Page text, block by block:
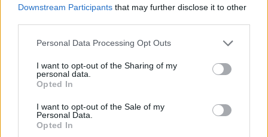
Downstream Participants that may further disclose it to other
Personal Data Processing Opt Outs
I want to opt-out of the Sharing of my
personal data.
Opted In
I want to opt-out of the Sale of my
Personal Data.
Opted In
A keresett cikk a portfolio.hu hírarchívumához
tartozik, melynek olvasása előfizetéses
regisztrációhoz kötött.
Az előfizetés a következőket tartalmazza:
Portfolio.hu teljes cikkarchívum
kötéslistái